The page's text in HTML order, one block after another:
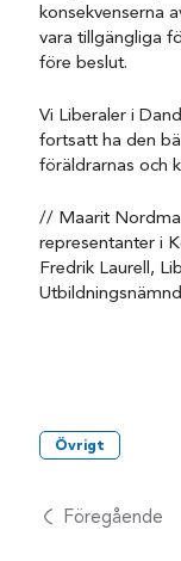
konsekvenserna
vara tillgängliga
före beslut.
Vi Liberaler i
fortsatt ha den
föräldrarnas och
// Maarit
representanter i
Fredrik Laurell,
Övrigt
Föregående